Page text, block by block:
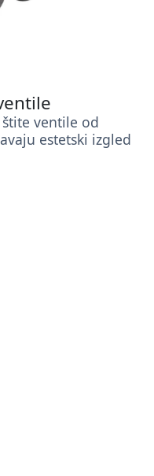
ventile od
estetski izgled